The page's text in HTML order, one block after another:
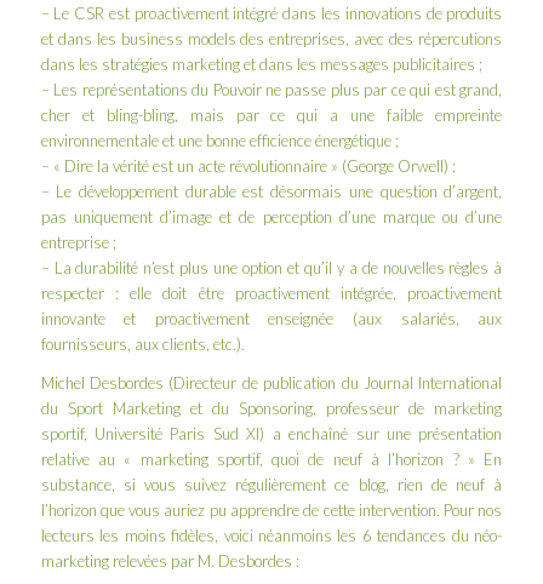
– Le CSR est proactivement intégré dans les innovations de produits
et dans les business models des entreprises, avec des répercutions
dans les stratégies marketing et dans les messages publicitaires ;
– Les représentations du Pouvoir ne passe plus par ce qui est grand,
cher et bling-bling, mais par ce qui a une faible empreinte
environnementale et une bonne efficience énergétique ;
– « Dire la vérité est un acte révolutionnaire » (George Orwell) ;
– Le développement durable est désormais une question d’argent,
pas uniquement d’image et de perception d’une marque ou d’une
entreprise ;
– La durabilité n’est plus une option et qu’il y a de nouvelles règles à
respecter : elle doit être proactivement intégrée, proactivement
innovante et proactivement enseignée (aux salariés, aux
fournisseurs, aux clients, etc.).
Michel Desbordes (Directeur de publication du Journal International
du Sport Marketing et du Sponsoring, professeur de marketing
sportif, Université Paris Sud XI) a enchaîné sur une présentation
relative au « marketing sportif, quoi de neuf à l’horizon ? » En
substance, si vous suivez régulièrement ce blog, rien de neuf à
l’horizon que vous auriez pu apprendre de cette intervention. Pour nos
lecteurs les moins fidèles, voici néanmoins les 6 tendances du néo-
marketing relevées par M. Desbordes :